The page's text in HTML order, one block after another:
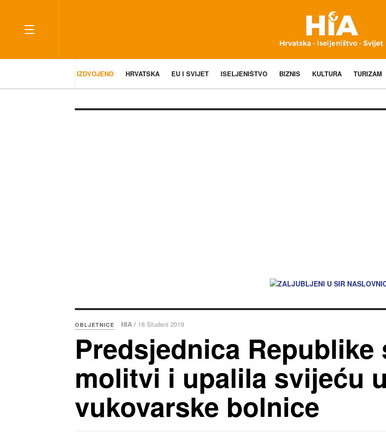
IZDVOJENO HRVATSKA EU I SVIJET ISELJENIŠTVO BIZNIS KULTURA TURIZAM
OBLJETNICE HIA / 18 Studeni 2019
Predsjednica Republike
molitvi i upalila svijeću
vukovarske bolnice